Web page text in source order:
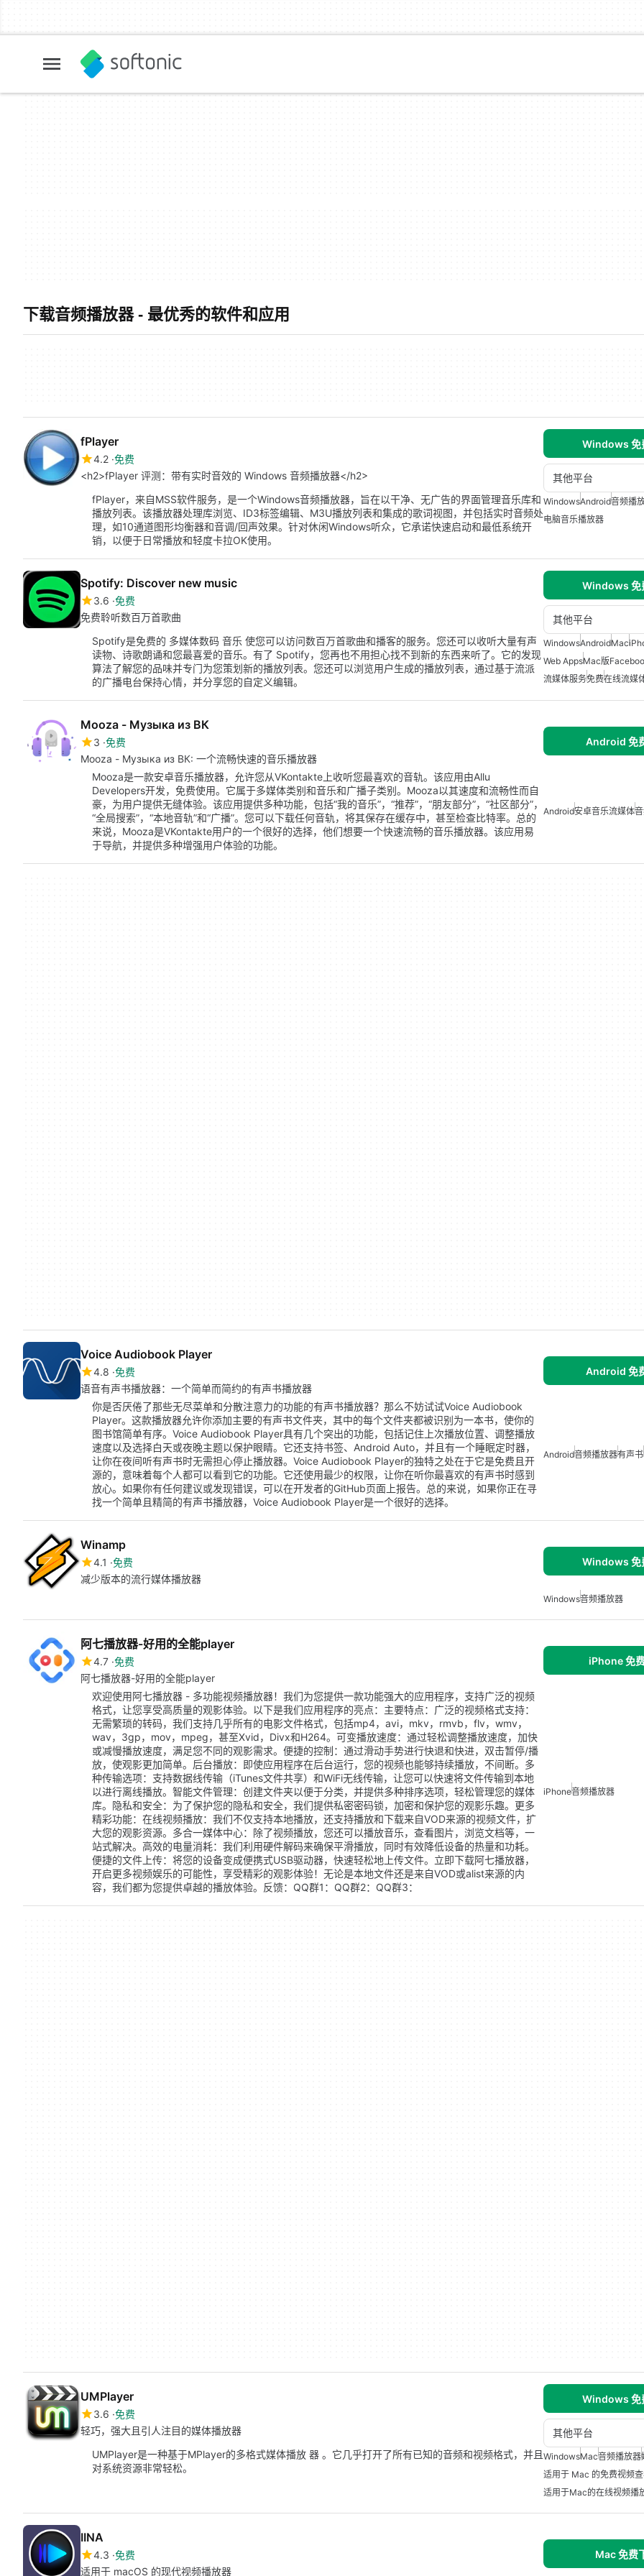
下载音频播放器 - 最优秀的软件和应用
fPlayer
4.2 免费
<h2>fPlayer 评测：带有实时音效的 Windows 音频播放器</h2>
Windows 免
其他平台
fPlayer，来自MSS软件服务，是一个Windows音频播放器，旨在以干净、无广告的界面管理音乐库和
播放列表。该播放器处理库浏览、ID3标签编辑、M3U播放列表和集成的歌词视图，并包括实时音频处
理，如10通道图形均衡器和音调/回声效果。针对休闲Windows听众，它承诺快速启动和最低系统开
销，以便于日常播放和轻度卡拉OK使用。
WindowsAndroid音频播
电脑音乐播放器
Spotify: Discover new music
3.6 免费
免费聆听数百万首歌曲
Windows 免
其他平台
Spotify是免费的 多媒体数码 音乐 使您可以访问数百万首歌曲和播客的服务。您还可以收听大量有声
读物、诗歌朗诵和您最喜爱的音乐。有了 Spotify，您再也不用担心找不到新的东西来听了。它的发现
算法了解您的品味并专门为您策划新的播放列表。您还可以浏览用户生成的播放列表，通过基于流派
的广播电台保持心情，并分享您的自定义编辑。
WindowsAndroidMac
Web AppsMac版
流媒体服务免费在线流媒
Mooza - Музыка из ВК
3 免费
Mooza - Музыка из ВК: 一个流畅快速的音乐播放器
Android 免
Mooza是一款安卓音乐播放器，允许您从VKontakte上收听您最喜欢的音轨。该应用由Allu
Developers开发，免费使用。它属于多媒体类别和音乐和广播子类别。Mooza以其速度和流畅性而自
豪，为用户提供无缝体验。该应用提供多种功能，包括“我的音乐”，“推荐”，“朋友部分”，“社区部分”，
“全局搜索”，“本地音轨”和“广播”。您可以下载任何音轨，将其保存在缓存中，甚至检查比特率。总的
来说，Mooza是VKontakte用户的一个很好的选择，他们想要一个快速流畅的音乐播放器。该应用易
于导航，并提供多种增强用户体验的功能。
Android安卓音乐流媒体
Voice Audiobook Player
4.8 免费
语音有声书播放器：一个简单而简约的有声书播放器
Android 免
你是否厌倦了那些无尽菜单和分散注意力的功能的有声书播放器？那么不妨试试Voice Audiobook
Player。这款播放器允许你添加主要的有声书文件夹，其中的每个文件夹都被识别为一本书，使你的
图书馆简单有序。Voice Audiobook Player具有几个突出的功能，包括记住上次播放位置、调整播放
速度以及选择白天或夜晚主题以保护眼睛。它还支持书签、Android Auto，并且有一个睡眠定时器，
让你在夜间听有声书时无需担心停止播放器。Voice Audiobook Player的独特之处在于它是免费且开
源的，意味着每个人都可以看到它的功能。它还使用最少的权限，让你在听你最喜欢的有声书时感到
放心。如果你有任何建议或发现错误，可以在开发者的GitHub页面上报告。总的来说，如果你正在寻
找一个简单且精简的有声书播放器，Voice Audiobook Player是一个很好的选择。
Android音频播放器有声书
Winamp
4.1 免费
减少版本的流行媒体播放器
Windows 免
Windows音频播放器
阿七播放器-好用的全能player
4.7 免费
阿七播放器-好用的全能player
iPhone 免
欢迎使用阿七播放器 - 多功能视频播放器！我们为您提供一款功能强大的应用程序，支持广泛的视频
格式，让您享受高质量的观影体验。以下是我们应用程序的亮点：主要特点：广泛的视频格式支持：
无需繁琐的转码，我们支持几乎所有的电影文件格式，包括mp4，avi，mkv，rmvb，flv，wmv，
wav，3gp，mov，mpeg，甚至Xvid，Divx和H264。可变播放速度：通过轻松调整播放速度，加快
或减慢播放速度，满足您不同的观影需求。便捷的控制：通过滑动手势进行快退和快进，双击暂停/播
放，使观影更加简单。后台播放：即使应用程序在后台运行，您的视频也能够持续播放，不间断。多
种传输选项：支持数据线传输（iTunes文件共享）和WiFi无线传输，让您可以快速将文件传输到本地
以进行离线播放。智能文件管理：创建文件夹以便于分类，并提供多种排序选项，轻松管理您的媒体
库。隐私和安全：为了保护您的隐私和安全，我们提供私密密码锁，加密和保护您的观影乐趣。更多
精彩功能：在线视频播放：我们不仅支持本地播放，还支持播放和下载来自VOD来源的视频文件，扩
大您的观影资源。多合一媒体中心：除了视频播放，您还可以播放音乐，查看图片，浏览文档等，一
站式解决。高效的电量消耗：我们利用硬件解码来确保平滑播放，同时有效降低设备的热量和功耗。
便捷的文件上传：将您的设备变成便携式USB驱动器，快速轻松地上传文件。立即下载阿七播放器，
开启更多视频娱乐的可能性，享受精彩的观影体验！无论是本地文件还是来自VOD或alist来源的内
容，我们都为您提供卓越的播放体验。反馈：QQ群1：QQ群2：QQ群3：
iPhone音频播放器
UMPlayer
3.6 免费
轻巧，强大且引人注目的媒体播放器
Windows 免
其他平台
UMPlayer是一种基于MPlayer的多格式媒体播放 器 。它几乎打开了所有已知的音频和视频格式，并且
对系统资源非常轻松。
WindowsMac音频播放器
适用于 Mac 的免费视频
适用于Mac的在线视频播
IINA
4.3 免费
适用于 macOS 的现代视频播放器
Mac 免费